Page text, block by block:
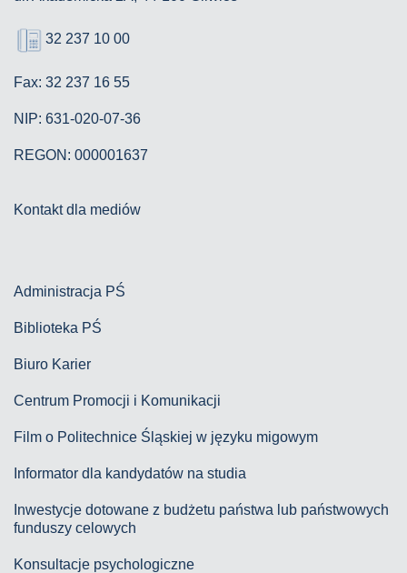
32 237 10 00
Fax: 32 237 16 55
NIP: 631-020-07-36
REGON: 000001637
Kontakt dla mediów
Administracja PŚ
Biblioteka PŚ
Biuro Karier
Centrum Promocji i Komunikacji
Film o Politechnice Śląskiej w języku migowym
Informator dla kandydatów na studia
Inwestycje dotowane z budżetu państwa lub państwowych
funduszy celowych
Konsultacje psychologiczne